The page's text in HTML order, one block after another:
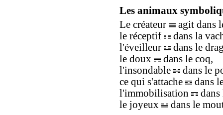
Les animaux
Le créateur
agit dans
le réceptif
dans la
l'éveilleur
dans le
le doux
dans le coq,
l'insondable
dans le
ce qui s'attache
dans
l'immobilisation
dans
le joyeux
dans le